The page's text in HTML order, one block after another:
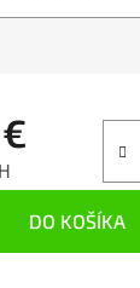
DO KOŠÍKA